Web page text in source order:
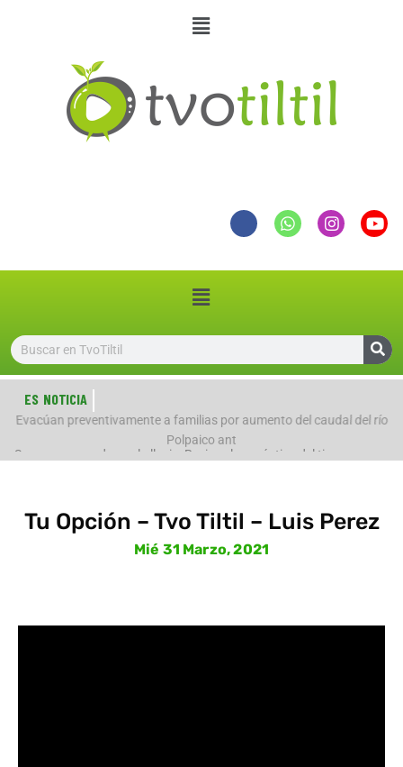
ES NOTICIA
Evacúan preventivamente a familias por aumento del caudal del río
Polpaico ant
Tu Opción – Tvo Tiltil – Luis Perez
Mié 31 Marzo, 2021